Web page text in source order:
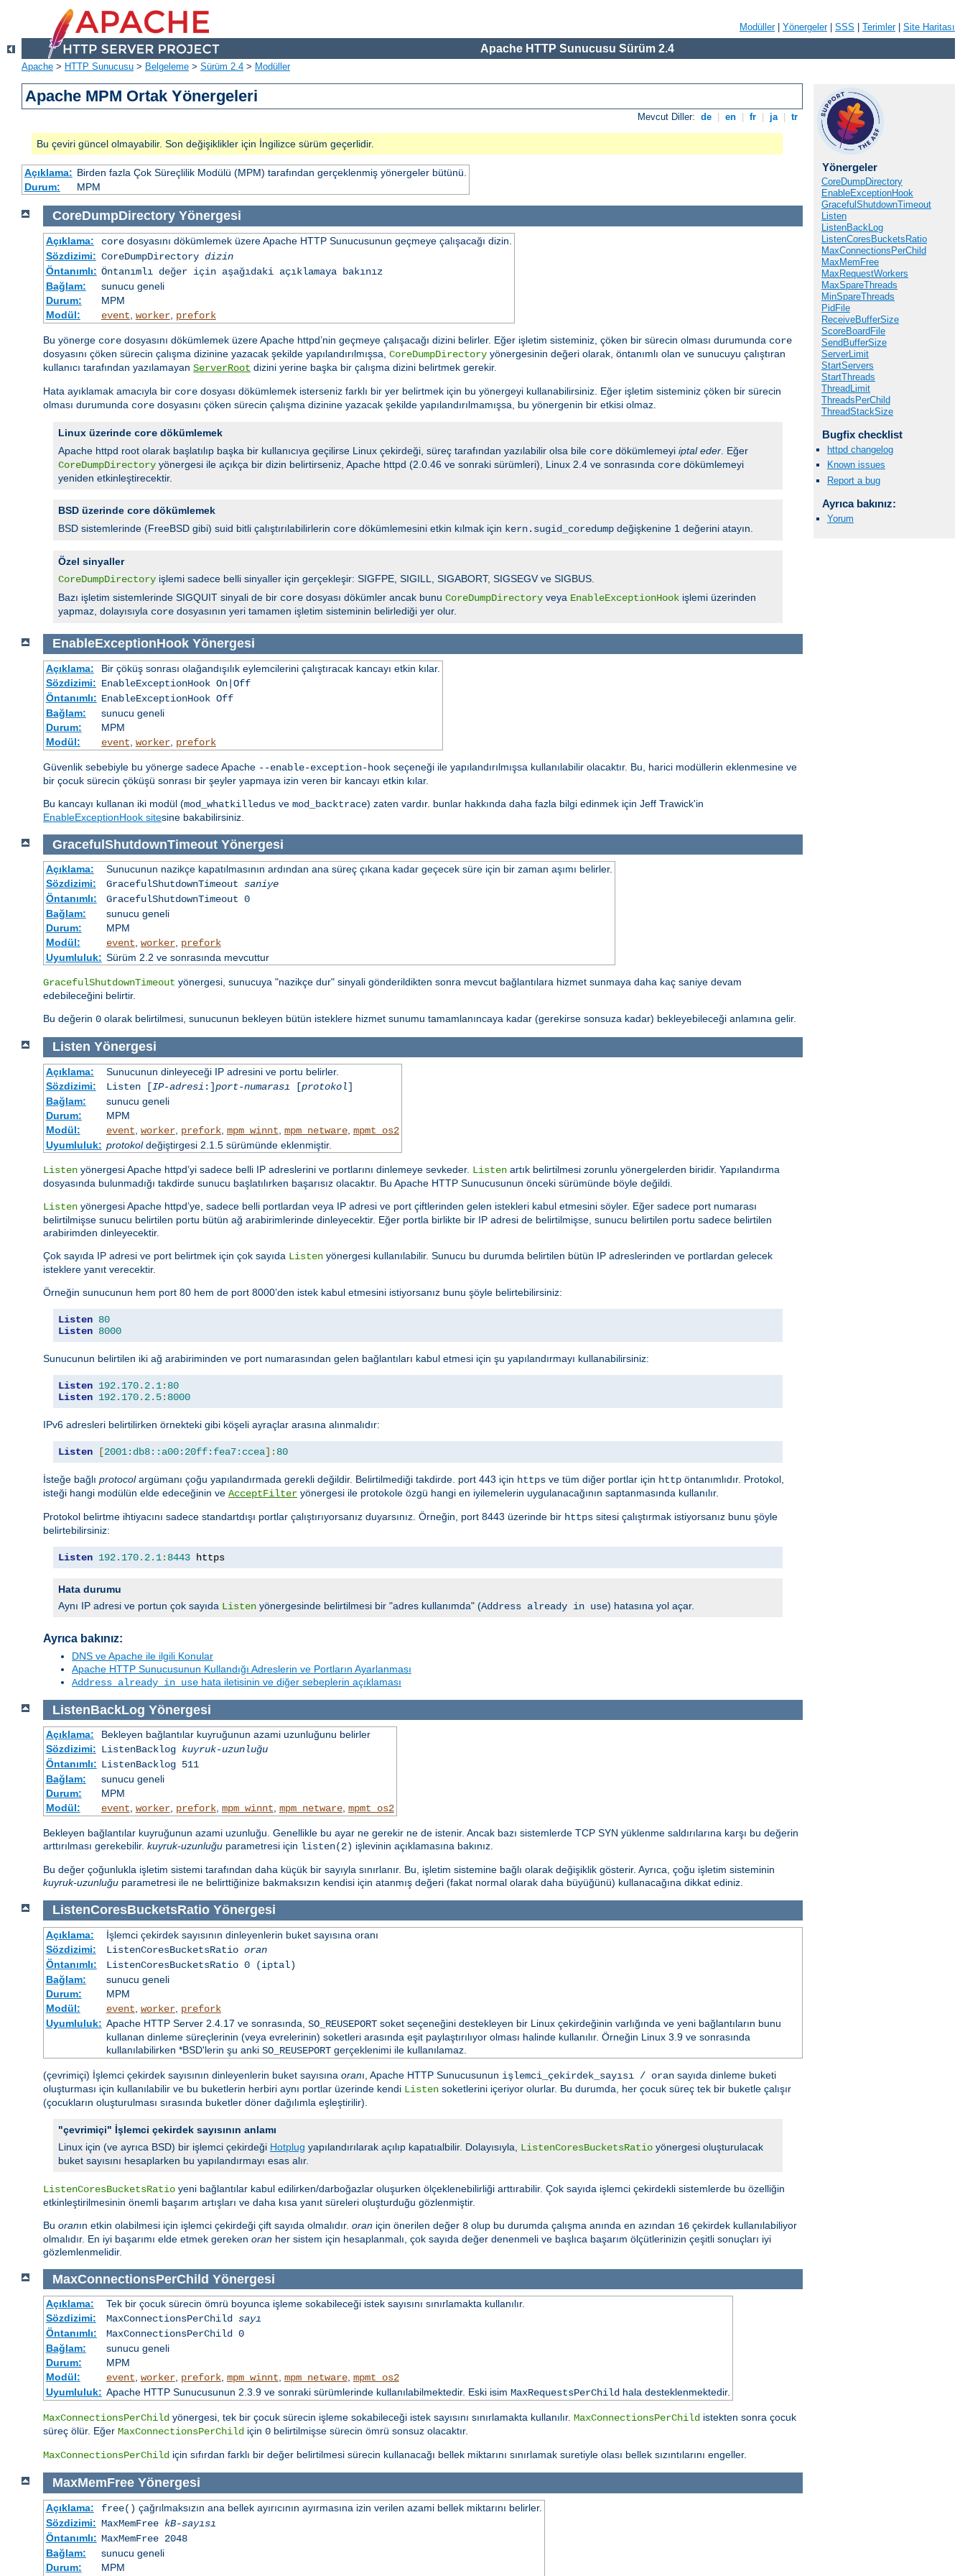
Modüller| Yönergeler| SSS Terimler| Site Haritası
Apache HTTP Sunucusu Sürüm 2.4
Apache > HTTP Sunucusu > Belgeleme > Sürüm 2.4 > Modüller
Apache MPM Ortak Yönergeleri
Mevcut Diller: de en fr ja tr
Bu çeviri güncel olmayabilir. Son değişiklikler için İngilizce sürüm geçerlidir.
Açıklama: Birden fazla Çok Süreçlilik Modülü (MPM) tarafından gerçeklenmiş yönergeler bütünü.
Durum:
MPM
Yönergeler
CoreDumpDirectory
EnableExceptionHook
GracefulShutdownTimeout
Listen
ListenBackLog
ListenCoresBucketsRatio
MaxConnectionsPerChild
MaxMemFree
MaxRequestWorkers
MaxSpareThreads
MinSpareThreads
PidFile
ReceiveBufferSize
ScoreBoardFile
SendBufferSize
ServerLimit
StartServers
StartThreads
ThreadLimit
ThreadsPerChild
ThreadStackSize
Bugfix checklist
httpd changelog
Known issues
Report a bug
Ayrıca bakınız:
Yorum
CoreDumpDirectory Yönergesi
Açıklama: coredosyasını dökümlemek üzere Apache HTTP Sunucusunun geçmeye çalışacağı dizin.
Sözdizimi: CoreDumpDirectory dizin
Öntanımlı: Öntanımlı değer için aşağıdaki açıklamaya bakınız
Bağlam:
sunucu geneli
Durum:
MPM
Modül:
event worker, prefork
Bu yönerge core dosyasını dökümlemek üzere Apache httpd’nin geçmeye çalışacağı dizini belirler. Eğer işletim sisteminiz, çöken bir sürecin olması durumunda core
dosyasını çöken sürecin çalışma dizinine yazacak şekilde yapılandırılmışsa, CoreDumpDirectory yönergesinin değeri olarak, öntanımlı olan ve sunucuyu çalıştıran
kullanıcı tarafından yazılamayan ServerRoot dizini yerine başka bir çalışma dizini belirtmek gerekir.
Hata ayıklamak amacıyla bir core dosyası dökümlemek isterseniz farklı bir yer belirtmek için bu yönergeyi kullanabilirsiniz. Eğer işletim sisteminiz çöken bir sürecin
olması durumunda core dosyasını çöken sürecin çalışma dizinine yazacak şekilde yapılandırılmamışsa, bu yönergenin bir etkisi olmaz.
Linux üzerinde core dökümlemek
Apache httpd root olarak başlatılıp başka bir kullanıcıya geçilirse Linux çekirdeği, süreç tarafından yazılabilir olsa bile core dökümlemeyi iptal eder . Eğer
CoreDumpDirectory yönergesi ile açıkça bir dizin belirtirseniz, Apache httpd (2.0.46 ve sonraki sürümleri), Linux 2.4 ve sonrasında core dökümlemeyi
yeniden etkinleştirecektir.
BSD üzerinde core dökümlemek
BSD sistemlerinde (FreeBSD gibi) suid bitli çalıştırılabilirlerin core dökümlemesini etkin kılmak için kern.sugid_coredump değişkenine 1 değerini atayın.
Özel sinyaller
CoreDumpDirectory işlemi sadece belli sinyaller için gerçekleşir: SIGFPE, SIGILL, SIGABORT, SIGSEGV ve SIGBUS.
Bazı işletim sistemlerinde SIGQUIT sinyali de bir core dosyası dökümler ancak bunu CoreDumpDirectory veya EnableExceptionHook işlemi üzerinden
yapmaz, dolayısıyla core dosyasının yeri tamamen işletim sisteminin belirlediği yer olur.
EnableExceptionHook Yönergesi
Açıklama:
Bir çöküş sonrası olağandışılık eylemcilerini çalıştıracak kancayı etkin kılar.
Sözdizimi: EnableExceptionHook On|Off
Öntanımlı: EnableExceptionHook Off
Bağlam:
sunucu geneli
Durum:
MPM
Modül:
event worker, prefork
Güvenlik sebebiyle bu yönerge sadece Apache --enable-exception-hook seçeneği ile yapılandırılmışsa kullanılabilir olacaktır. Bu, harici modüllerin eklenmesine ve
bir çocuk sürecin çöküşü sonrası bir şeyler yapmaya izin veren bir kancayı etkin kılar.
Bu kancayı kullanan iki modül (mod_whatkilledus ve mod_backtrace) zaten vardır. bunlar hakkında daha fazla bilgi edinmek için Jeff Trawick'in
EnableExceptionHook sitesine bakabilirsiniz.
GracefulShutdownTimeout Yönergesi
Açıklama:
Sunucunun nazikçe kapatılmasının ardından ana süreç çıkana kadar geçecek süre için bir zaman aşımı belirler.
Sözdizimi:
GracefulShutdownTimeout saniye
Öntanımlı:
GracefulShutdownTimeout 0
Bağlam:
sunucu geneli
Durum:
MPM
Modül:
event, worker, prefork
Uyumluluk: Sürüm 2.2 ve sonrasında mevcuttur
GracefulShutdownTimeout yönergesi, sunucuya "nazikçe dur" sinyali gönderildikten sonra mevcut bağlantılara hizmet sunmaya daha kaç saniye devam
edebileceğini belirtir.
Bu değerin 0 olarak belirtilmesi, sunucunun bekleyen bütün isteklere hizmet sunumu tamamlanıncaya kadar (gerekirse sonsuza kadar) bekleyebileceği anlamına gelir.
Listen Yönergesi
Açıklama:
Sunucunun dinleyeceği IP adresini ve portu belirler.
Sözdizimi:
Listen [IP-adresi :]port-numarası [protokol]
Bağlam:
sunucu geneli
Durum:
MPM
Modül:
event worker, prefork, mpm_winnt mpm_netware, mpmt_os2
Uyumluluk: protokoldeğiştirgesi 2.1.5 sürümünde eklenmiştir.
Listen yönergesi Apache httpd’yi sadece belli IP adreslerini ve portlarını dinlemeye sevkeder. Listen artık belirtilmesi zorunlu yönergelerden biridir. Yapılandırma
dosyasında bulunmadığı takdirde sunucu başlatılırken başarısız olacaktır. Bu Apache HTTP Sunucusunun önceki sürümünde böyle değildi.
Listen yönergesi Apache httpd’ye, sadece belli portlardan veya IP adresi ve port çiftlerinden gelen istekleri kabul etmesini söyler. Eğer sadece port numarası
belirtilmişse sunucu belirtilen portu bütün ağ arabirimlerinde dinleyecektir. Eğer portla birlikte bir IP adresi de belirtilmişse, sunucu belirtilen portu sadece belirtilen
arabirimden dinleyecektir.
Çok sayıda IP adresi ve port belirtmek için çok sayıda Listen yönergesi kullanılabilir. Sunucu bu durumda belirtilen bütün IP adreslerinden ve portlardan gelecek
isteklere yanıt verecektir.
Örneğin sunucunun hem port 80 hem de port 8000’den istek kabul etmesini istiyorsanız bunu şöyle belirtebilirsiniz:
Listen 80
Listen 8000
Sunucunun belirtilen iki ağ arabiriminden ve port numarasından gelen bağlantıları kabul etmesi için şu yapılandırmayı kullanabilirsiniz:
Listen 192.170. 2.1: 80
Listen 192.170. 2.5: 8000
IPv6 adresleri belirtilirken örnekteki gibi köşeli ayraçlar arasına alınmalıdır:
Listen [2001:db8::a00:20ff:fea7:ccea]: 80
İsteğe bağlı protocolargümanı çoğu yapılandırmada gerekli değildir. Belirtilmediği takdirde. port 443 için https ve tüm diğer portlar için http öntanımlıdır. Protokol,
isteği hangi modülün elde edeceğinin ve AcceptFilter yönergesi ile protokole özgü hangi en iyilemelerin uygulanacağının saptanmasında kullanılır.
Protokol belirtme ihtiyacını sadece standartdışı portlar çalıştırıyorsanız duyarsınız. Örneğin, port 8443 üzerinde bir https sitesi çalıştırmak istiyorsanız bunu şöyle
belirtebilirsiniz:
Listen 192.170. 2.1: 8443 https
Hata durumu
Aynı IP adresi ve portun çok sayıda Listen yönergesinde belirtilmesi bir "adres kullanımda" (Address already in use) hatasına yol açar.
Ayrıca bakınız:
DNS ve Apache ile ilgili Konular
Apache HTTP Sunucusunun Kullandığı Adreslerin ve Portların Ayarlanması
Address already in use hata iletisinin ve diğer sebeplerin açıklaması
ListenBackLog Yönergesi
Açıklama:
Bekleyen bağlantılar kuyruğunun azami uzunluğunu belirler
Sözdizimi: ListenBacklog kuyruk-uzunluğu
Öntanımlı: ListenBacklog 511
Bağlam:
sunucu geneli
Durum:
MPM
Modül:
event, worker, prefork, mpm_winnt, mpm_netware, mpmt_os2
Bekleyen bağlantılar kuyruğunun azami uzunluğu. Genellikle bu ayar ne gerekir ne de istenir. Ancak bazı sistemlerde TCP SYN yüklenme saldırılarına karşı bu değerin
arttırılması gerekebilir. kuyruk-uzunluğu parametresi için listen(2) işlevinin açıklamasına bakınız.
Bu değer çoğunlukla işletim sistemi tarafından daha küçük bir sayıyla sınırlanır. Bu, işletim sistemine bağlı olarak değişiklik gösterir. Ayrıca, çoğu işletim sisteminin
kuyruk-uzunluğu parametresi ile ne belirttiğinize bakmaksızın kendisi için atanmış değeri (fakat normal olarak daha büyüğünü) kullanacağına dikkat ediniz.
ListenCoresBucketsRatio Yönergesi
Açıklama:
İşlemci çekirdek sayısının dinleyenlerin buket sayısına oranı
Sözdizimi:
ListenCoresBucketsRatio oran
Öntanımlı:
ListenCoresBucketsRatio 0 (iptal)
Bağlam:
sunucu geneli
Durum:
MPM
Modül:
event worker, prefork
Uyumluluk: Apache HTTP Server 2.4.17 ve sonrasında, SO_REUSEPORTsoket seçeneğini destekleyen bir Linux çekirdeğinin varlığında ve yeni bağlantıların bunu
kullanan dinleme süreçlerinin (veya evrelerinin) soketleri arasında eşit paylaştırılıyor olması halinde kullanılır. Örneğin Linux 3.9 ve sonrasında
kullanılabilirken *BSD'lerin şu anki SO_REUSEPORTgerçeklenimi ile kullanılamaz.
(çevrimiçi) İşlemci çekirdek sayısının dinleyenlerin buket sayısına oranı, Apache HTTP Sunucusunun işlemci_çekirdek_sayısı / oran sayıda dinleme buketi
oluşturması için kullanılabilir ve bu buketlerin herbiri aynı portlar üzerinde kendi Listen soketlerini içeriyor olurlar. Bu durumda, her çocuk süreç tek bir buketle çalışır
(çocukların oluşturulması sırasında buketler döner dağılımla eşleştirilir).
"çevrimiçi" İşlemci çekirdek sayısının anlamı
Linux için (ve ayrıca BSD) bir işlemci çekirdeği Hotplug yapılandırılarak açılıp kapatıalbilir. Dolayısıyla, ListenCoresBucketsRatio yönergesi oluşturulacak
buket sayısını hesaplarken bu yapılandırmayı esas alır.
ListenCoresBucketsRatio yeni bağlantılar kabul edilirken/darboğazlar oluşurken ölçeklenebilirliği arttırabilir. Çok sayıda işlemci çekirdekli sistemlerde bu özelliğin
etkinleştirilmesinin önemli başarım artışları ve daha kısa yanıt süreleri oluşturduğu gözlenmiştir.
Bu oranın etkin olabilmesi için işlemci çekirdeği çift sayıda olmalıdır. oran için önerilen değer 8 olup bu durumda çalışma anında en azından 16 çekirdek kullanılabiliyor
olmalıdır. En iyi başarımı elde etmek gereken oran her sistem için hesaplanmalı, çok sayıda değer denenmeli ve başlıca başarım ölçütlerinizin çeşitli sonuçları iyi
gözlemlenmelidir.
MaxConnectionsPerChild Yönergesi
Açıklama:
Tek bir çocuk sürecin ömrü boyunca işleme sokabileceği istek sayısını sınırlamakta kullanılır.
Sözdizimi:
MaxConnectionsPerChild sayı
Öntanımlı:
MaxConnectionsPerChild 0
Bağlam:
sunucu geneli
Durum:
MPM
Modül:
event worker, prefork, mpm_winnt mpm_netware, mpmt_os2
Uyumluluk: Apache HTTP Sunucusunun 2.3.9 ve sonraki sürümlerinde kullanılabilmektedir. Eski isim MaxRequestsPerChildhala desteklenmektedir.
MaxConnectionsPerChild yönergesi, tek bir çocuk sürecin işleme sokabileceği istek sayısını sınırlamakta kullanılır. MaxConnectionsPerChild istekten sonra çocuk
süreç ölür. Eğer MaxConnectionsPerChild için 0 belirtilmişse sürecin ömrü sonsuz olacaktır.
MaxConnectionsPerChild için sıfırdan farklı bir değer belirtilmesi sürecin kullanacağı bellek miktarını sınırlamak suretiyle olası bellek sızıntılarını engeller.
MaxMemFree Yönergesi
Açıklama: free() çağrılmaksızın ana bellek ayırıcının ayırmasına izin verilen azami bellek miktarını belirler.
Sözdizimi: MaxMemFree kB-sayısı
Öntanımlı: MaxMemFree 2048
Bağlam:
sunucu geneli
Durum:
MPM